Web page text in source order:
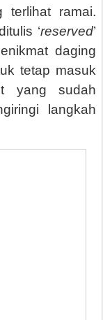
terlihat ramai.
‘reserved’
daging
tetap masuk
yang sudah
langkah